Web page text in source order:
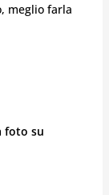
meglio farla
foto su